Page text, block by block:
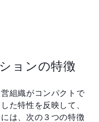
ョンの特徴
組織がコンパクトで
た特性を反映して、
は、次の３つの特徴